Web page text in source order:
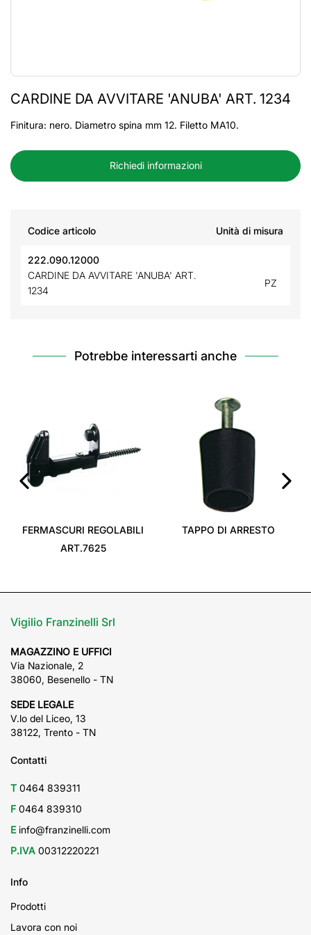
CARDINE DA AVVITARE 'ANUBA' ART. 1234
Finitura: nero. Diametro spina mm 12. Filetto MA10.
Richiedi informazioni
Codice articolo Unità di misura
222.090.12000
CARDINE DA AVVITARE 'ANUBA' ART.
1234
PZ
Potrebbe interessarti anche
FERMASCURI REGOLABILI
ART.7625
TAPPO DI ARRESTO
Vigilio Franzinelli Srl
MAGAZZINO E UFFICI
Via Nazionale, 2
38060, Besenello - TN
SEDE LEGALE
V.lo del Liceo, 13
38122, Trento - TN
Contatti
T 0464 839311
F 0464 839310
E info@franzinelli.com
P.IVA 00312220221
Info
Prodotti
Lavora con noi